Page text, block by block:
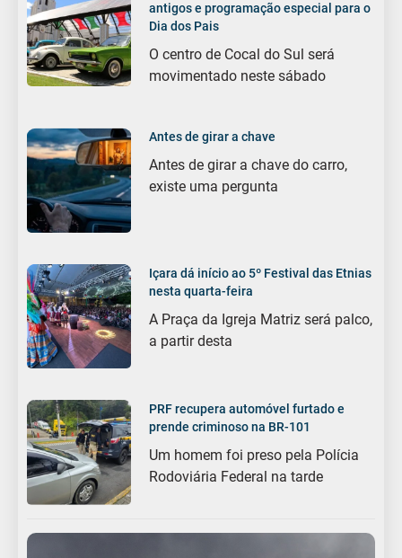
antigos e programação especial para o
Dia dos Pais
O centro de Cocal do Sul será
movimentado neste sábado
Antes de girar a chave
Antes de girar a chave do carro,
existe uma pergunta
Içara dá início ao 5º Festival das Etnias
nesta quarta-feira
A Praça da Igreja Matriz será palco,
a partir desta
PRF recupera automóvel furtado e
prende criminoso na BR-101
Um homem foi preso pela Polícia
Rodoviária Federal na tarde